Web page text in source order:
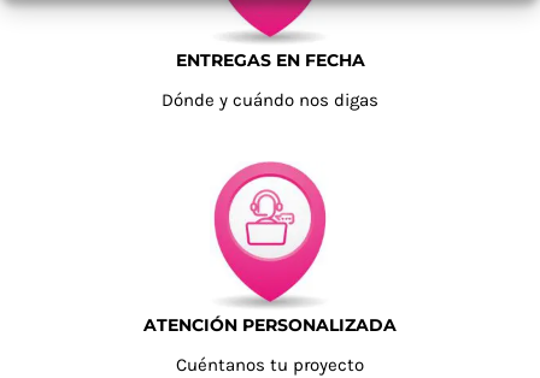
ENTREGAS EN FECHA
Dónde y cuándo nos digas
ATENCIÓN PERSONALIZADA
Cuéntanos tu proyecto